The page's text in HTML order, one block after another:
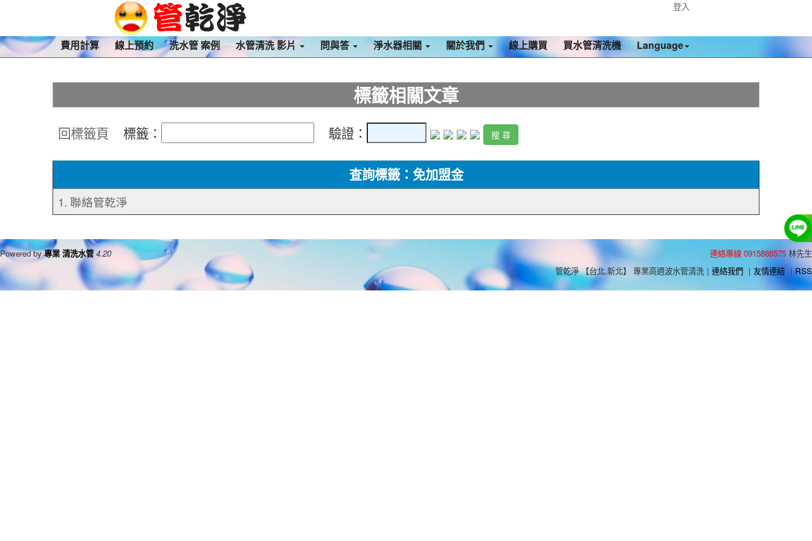
登入
費用計算 線上預約 洗水管 案例 水管清洗 影片 問與答 淨水器相關 關於我們 線上購買 買水管清洗機 Language
標籤相關文章
回標籤頁 標籤： 驗證：
查詢標籤：免加盟金
1. 聯絡管乾淨
連絡專線 0915888575 林先生
管乾淨 【台北,新北】 專業高週波水管清洗 | 連絡我們 | 友情連結 | RSS
Powered by專業 清洗水管 4.20